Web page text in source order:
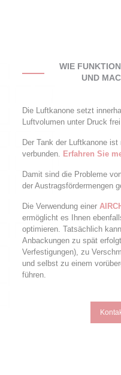
WIE
UND
Die Luftkanone setzt
Luftvolumen unter Druck
Der Tank der Luftkanone
verbunden. Erfahren Sie
Damit sind die Probleme
der Austragsfördermengen
Die Verwendung einer
ermöglicht es Ihnen
optimieren. Tatsächlich
Anbackungen zu spät
Verfestigungen), zu
und selbst zu einem
führen.